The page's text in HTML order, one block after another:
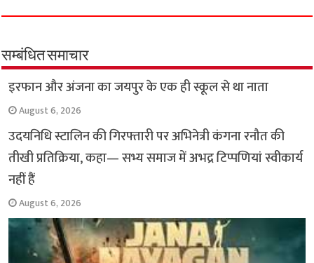
e
o
o
k
t
A
p
p
t
r
e
a
m
i
y
n
k
r
सम्बंधित समाचार
इरफान और अंजना का जयपुर के एक ही स्कूल से था नाता
August 6, 2026
उदयनिधि स्टालिन की गिरफ्तारी पर अभिनेत्री कंगना रनौत की
तीखी प्रतिक्रिया, कहा— सभ्य समाज में अभद्र टिप्पणियां स्वीकार्य
नहीं हैं
August 6, 2026